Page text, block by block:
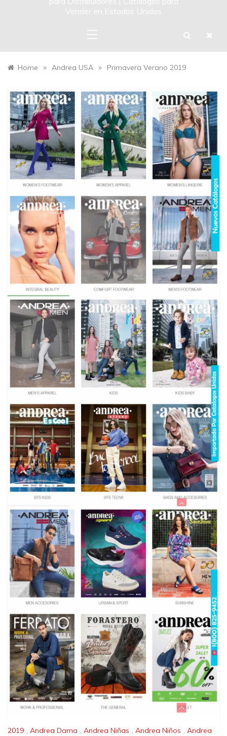
Vender en Estados Unidos
Home » Andrea USA » Primavera Verano 2019
2019 , Andrea Dama , Andrea Niñas , Andrea Niños , Andrea